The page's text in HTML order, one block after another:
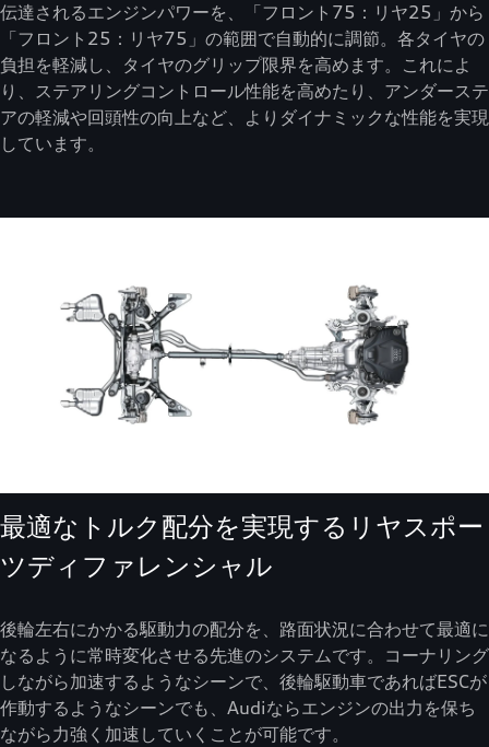
伝達されるエンジンパワーを、「フロント75：リヤ25」から
「フロント25：リヤ75」の範囲で自動的に調節。各タイヤの
負担を軽減し、タイヤのグリップ限界を高めます。これによ
り、ステアリングコントロール性能を高めたり、アンダーステ
アの軽減や回頭性の向上など、よりダイナミックな性能を実現
しています。
最適なトルク配分を実現するリヤスポー
ツディファレンシャル
後輪左右にかかる駆動力の配分を、路面状況に合わせて最適に
なるように常時変化させる先進のシステムです。コーナリング
しながら加速するようなシーンで、後輪駆動車であればESCが
作動するようなシーンでも、Audiならエンジンの出力を保ち
ながら力強く加速していくことが可能です。